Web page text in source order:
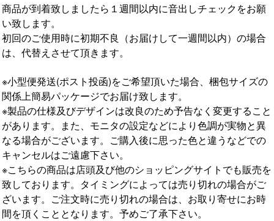
商品が到着致しましたら１週間以内に音出しチェックをお願
い致します。
初回のご使用時に初期不良（お届けして一週間以内）の場合
は、代替えさせて頂きます。
※小型便発送(ポスト投函)をご希望頂いた場合、梱包サイズの
関係上簡易パッケージでお届け致します。
※製品の仕様及びデザインは改良のため予告なく変更すること
があります。また、モニタの設定などにより色調が実物と異
なる場合がございます。ご購入後に思った色と違うなどでの
キャンセルはご遠慮下さい。
※こちらの商品は店頭及び他のショッピングサイトでも販売を
致しております。タイミングによっては売り切れの場合がご
ざいます。ご注文時に売り切れの場合は、お取り寄せにお時
間を頂くこととなります。予めご了承下さい。